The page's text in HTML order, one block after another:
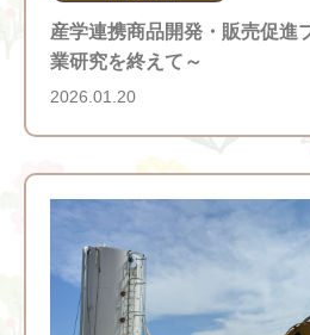
産学連携商品開発・販売促
業研究を終えて～
2026.01.20